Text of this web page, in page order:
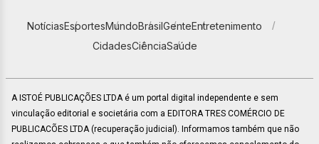
NotíciasEsportesMundoBrasilGenteEntretenimento
CidadesCiênciaSaúde
A ISTOÉ PUBLICAÇÕES LTDA é um portal digital independente e sem
vinculação editorial e societária com a EDITORA TRES COMÉRCIO DE
PUBLICACÕES LTDA (recuperação judicial). Informamos também que não